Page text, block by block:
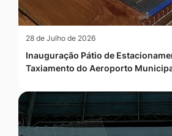
28 de Julho de 2026
Inauguração Pátio de
Taxiamento do Aeroporto